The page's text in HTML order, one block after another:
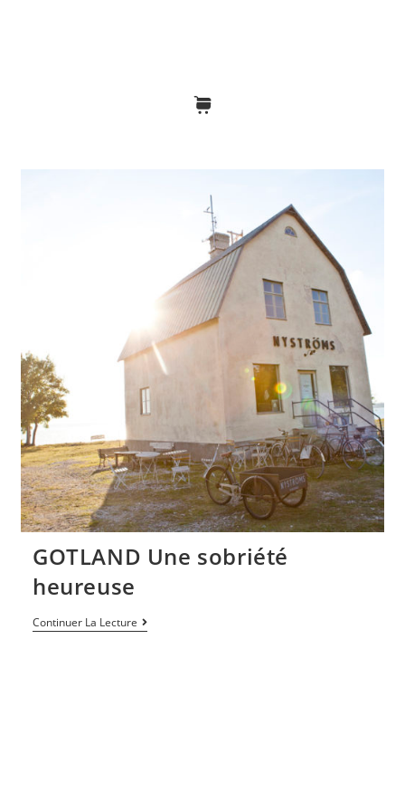
GOTLAND Une sobriété
heureuse
Continuer La Lecture